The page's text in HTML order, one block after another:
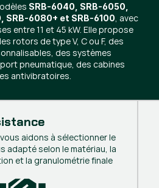
SRB-6040, SRB-6050,
SRB-6080+ et SRB-6100, avec
entre 11 et 45 kW. Elle propose
rotors de type V, C ou F, des
des systèmes
pneumatique, des cabines
antivibratoires.
aidons à sélectionner le
adapté selon le matériau, la
et la granulométrie finale